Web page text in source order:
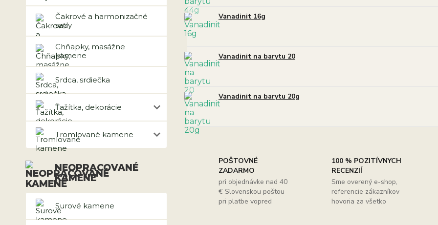
Čakrové a harmonizačné
sady
Chňapky, masážne
kamene
Srdca, srdiečka
Ťažítka, dekorácie
Tromlované kamene
NEOPRACOVANÉ
KAMENE
Surové kamene
Vanadinit 16g
Vanadinit na barytu 20
Vanadinit na barytu 20g
POŠTOVNÉ
ZADARMO
pri objednávke nad 40
€ Slovenskou poštou
pri platbe vopred
100 % POZITÍVNYCH
RECENZIÍ
Sme overený e-shop,
referencie zákazníkov
hovoria za všetko